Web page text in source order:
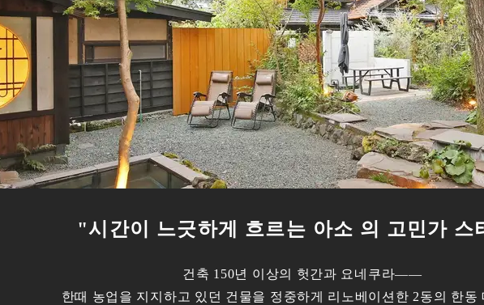
"시간이 느긋하게 흐르는 아소 의 고민가 스
건축 150년 이상의 헛간과 요네쿠라――
한때 농업을 지지하고 있던 건물을 정중하게 리노베이션한 2동의 한동